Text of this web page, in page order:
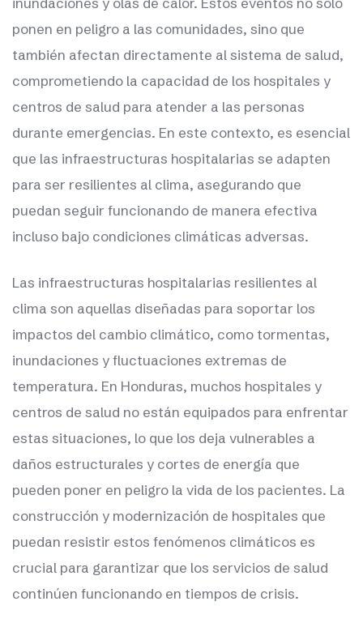
ponen en peligro a las comunidades, sino que
también afectan directamente al sistema de salud,
comprometiendo la capacidad de los hospitales y
centros de salud para atender a las personas
durante emergencias. En este contexto, es esencial
que las infraestructuras hospitalarias se adapten
para ser resilientes al clima, asegurando que
puedan seguir funcionando de manera efectiva
incluso bajo condiciones climáticas adversas.
Las infraestructuras hospitalarias resilientes al
clima son aquellas diseñadas para soportar los
impactos del cambio climático, como tormentas,
inundaciones y fluctuaciones extremas de
temperatura. En Honduras, muchos hospitales y
centros de salud no están equipados para enfrentar
estas situaciones, lo que los deja vulnerables a
daños estructurales y cortes de energía que
pueden poner en peligro la vida de los pacientes. La
construcción y modernización de hospitales que
puedan resistir estos fenómenos climáticos es
crucial para garantizar que los servicios de salud
continúen funcionando en tiempos de crisis.